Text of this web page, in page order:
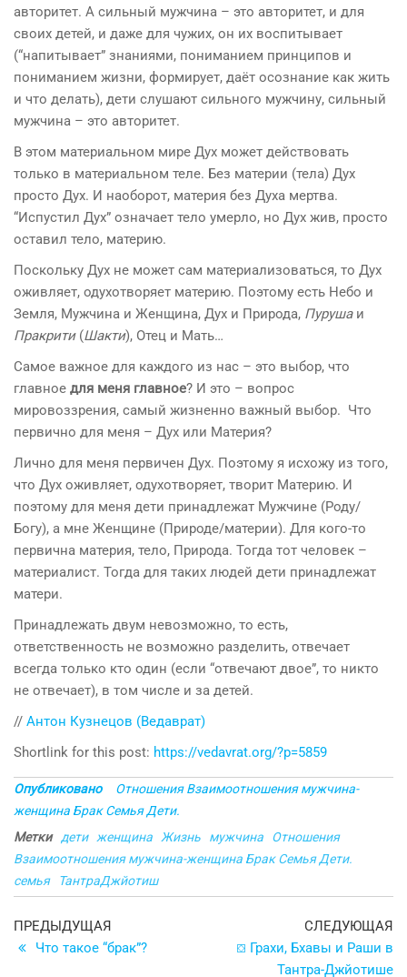
авторитет. А сильный мужчина – это авторитет, и для
своих детей, и даже для чужих, он их воспитывает
(“напитывает” знаниями, пониманием принципов и
пониманием жизни, формирует, даёт осознание как жить
и что делать), дети слушают сильного мужчину, сильный
мужчина – это авторитет.
В этом материальном мире Дух может действовать
только в материальном теле. Без материи (тела) Дух
просто Дух. И наоборот, материя без Духа мертва.
“Испустил Дух” означает тело умерло, но Дух жив, просто
оставил тело, материю.
Поскольку Дух не может сам материализоваться, то Дух
оживляет, одухотворяет материю. Поэтому есть Небо и
Земля, Мужчина и Женщина, Дух и Природа, Пурушаи
Пракрити(Шакти), Отец и Мать…
Самое важное для каждого из нас – это выбор, что
главное для меня главное? И это – вопрос
мировоззрения, самый жизненно важный выбор. Что
первично для меня – Дух или Материя?
Лично для меня первичен Дух. Поэтому я исхожу из того,
что Дух оживляет, одухотворяет, творит Материю. И
поэтому для меня дети принадлежат Мужчине (Роду/
Богу), а мне Женщине (Природе/материи). Для кого-то
первична материя, тело, Природа. Тогда тот человек –
материалист. Тогда для таких людей дети принадлежат
матери.
Принадлежать двум невозможно, то есть,
ответственность не возможно разделить, отвечает
всегда только кто один (если “отвечают двое”, то никто
не отвечает), в том числе и за детей.
// Антон Кузнецов (Ведаврат)
Shortlink for this post: https://vedavrat.org/?p=5859
Опубликовано
Отношения Взаимоотношения мужчина-
женщина Брак Семья Дети.
Метки
дети женщина Жизнь мужчина
Отношения
Взаимоотношения мужчина-женщина Брак Семья Дети.
семья
ТантраДжйотиш
Навигация
по
Предыдущая
запись
ПРЕДЫДУЩАЯ
Что такое “брак”?
СЛЕДУЮЩАЯ
⛋ Грахи, Бхавы и Раши в
Тантра-Джйотише